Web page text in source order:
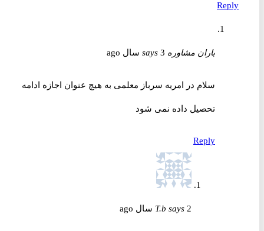
Reply
باران مشاوره says 3 سال ago
سلام در امریه سرباز معلمی به هیچ عنوان اجازه ادامه
تحصیل داده نمی شود
Reply
T.b says